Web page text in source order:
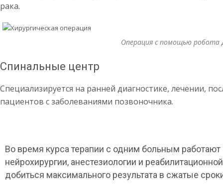
рака.
Операция с помощью робота
Спинальные центр
Специализируется на ранней диагностике, лечении,
пациентов с заболеваниями позвоночника.
Во время курса терапии с одним больным
нейрохирургии, анестезиологии и
добиться максимального результата в сжатые